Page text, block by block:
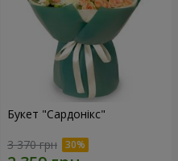
Букет "Сардонікс"
3 370 грн